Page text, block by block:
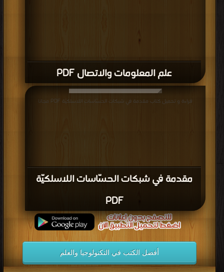
علم المعلومات والاتصال PDF
مقدمة في شبكات الحسّاسات اللاسلكيّة
PDF
قراءة و تحميل كتاب مقدمة في شبكات الحسّاسات اللاسلكيّة PDF مجانا
أفضل الكتب في التكنولوجيا والعلم